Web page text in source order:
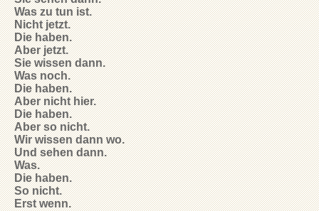
Was zu tun ist.
Nicht jetzt.
Die haben.
Aber jetzt.
Sie wissen dann.
Was noch.
Die haben.
Aber nicht hier.
Die haben.
Aber so nicht.
Wir wissen dann wo.
Und sehen dann.
Was.
Die haben.
So nicht.
Erst wenn.